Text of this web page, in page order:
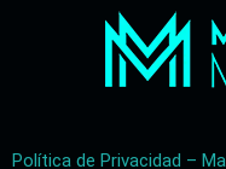
Política de Privacidad –